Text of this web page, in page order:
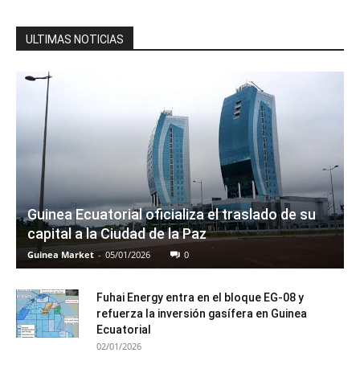
ULTIMAS NOTICIAS
Guinea Ecuatorial oficializa el traslado de su
capital a la Ciudad de la Paz
Guinea Market - 05/01/2026 0
Fuhai Energy entra en el bloque EG-08 y
refuerza la inversión gasífera en Guinea
Ecuatorial
02/01/2026